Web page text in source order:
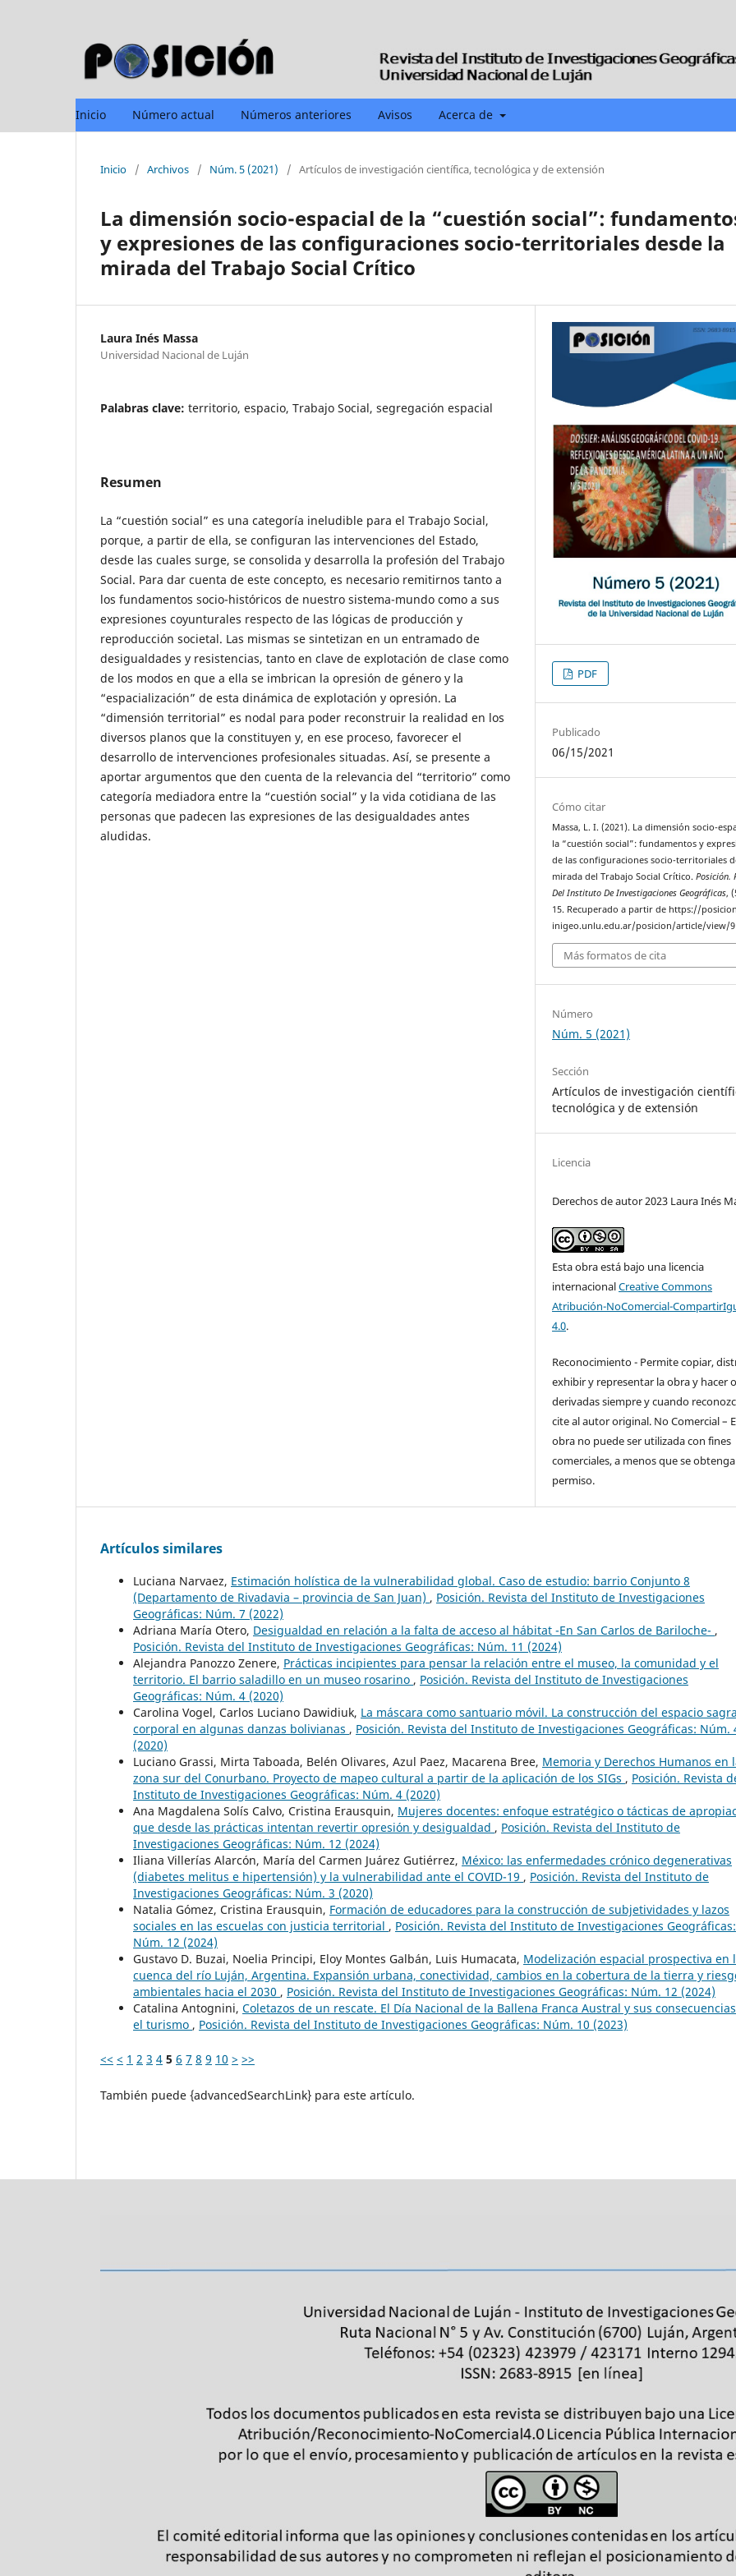
Inicio Número actual Números anteriores Avisos Acerca de
Inicio / Archivos / Núm. 5 (2021) / Artículos de investigación científica, tecnológica y de extensión
La dimensión socio-espacial de la “cuestión social”:
y expresiones de las configuraciones socio-territoriales desde la
mirada del Trabajo Social Crítico
Laura Inés Massa
Universidad Nacional de Luján
Palabras clave: territorio, espacio, Trabajo Social, segregación espacial
Resumen
La “cuestión social” es una categoría ineludible para el Trabajo Social,
porque, a partir de ella, se configuran las intervenciones del Estado,
desde las cuales surge, se consolida y desarrolla la profesión del Trabajo
Social. Para dar cuenta de este concepto, es necesario remitirnos tanto a
los fundamentos socio-históricos de nuestro sistema-mundo como a sus
expresiones coyunturales respecto de las lógicas de producción y
reproducción societal. Las mismas se sintetizan en un entramado de
desigualdades y resistencias, tanto en clave de explotación de clase como
de los modos en que a ella se imbrican la opresión de género y la
“espacialización” de esta dinámica de explotación y opresión. La
“dimensión territorial” es nodal para poder reconstruir la realidad en los
diversos planos que la constituyen y, en ese proceso, favorecer el
desarrollo de intervenciones profesionales situadas. Así, se presente a
aportar argumentos que den cuenta de la relevancia del “territorio” como
categoría mediadora entre la “cuestión social” y la vida cotidiana de las
personas que padecen las expresiones de las desigualdades antes
aludidas.
PDF
Publicado
06/15/2021
Cómo citar
Massa, L. I. (2021). La dimensión socio-
la “cuestión social”: fundamentos y
de las configuraciones socio-territoriales
mirada del Trabajo Social Crítico.Posición.
Del Instituto De Investigaciones Geográficas,
15. Recuperado a partir de https://
inigeo.unlu.edu.ar/posicion/article/view/
Más formatos de cita
Número
Núm. 5 (2021)
Sección
Artículos de investigación
tecnológica y de extensión
Licencia
Derechos de autor 2023 Laura Inés
Esta obra está bajo una licencia
internacionalCreative Commons
Atribución-NoComercial-
4.0.
Reconocimiento - Permite copiar,
exhibir y representar la obra y hacer
derivadas siempre y cuando
cite al autor original. No Comercial –
obra no puede ser utilizada con fines
comerciales, a menos que se
permiso.
Artículos similares
Luciana Narvaez, Estimación holística de la vulnerabilidad global. Caso de estudio: barrio Conjunto 8
(Departamento de Rivadavia – provincia de San Juan) , Posición. Revista del Instituto de Investigaciones
Geográficas: Núm. 7 (2022)
Adriana María Otero, Desigualdad en relación a la falta de acceso al hábitat -En San Carlos de Bariloche- ,
Posición. Revista del Instituto de Investigaciones Geográficas: Núm. 11 (2024)
Alejandra Panozzo Zenere, Prácticas incipientes para pensar la relación entre el museo, la comunidad y el
territorio. El barrio saladillo en un museo rosarino , Posición. Revista del Instituto de Investigaciones
Geográficas: Núm. 4 (2020)
Carolina Vogel, Carlos Luciano Dawidiuk, La máscara como santuario móvil. La construcción del espacio
corporal en algunas danzas bolivianas , Posición. Revista del Instituto de Investigaciones Geográficas: Núm.
(2020)
Luciano Grassi, Mirta Taboada, Belén Olivares, Azul Paez, Macarena Bree, Memoria y Derechos Humanos en
zona sur del Conurbano. Proyecto de mapeo cultural a partir de la aplicación de los SIGs , Posición. Revista
Instituto de Investigaciones Geográficas: Núm. 4 (2020)
Ana Magdalena Solís Calvo, Cristina Erausquin, Mujeres docentes: enfoque estratégico o tácticas de
que desde las prácticas intentan revertir opresión y desigualdad , Posición. Revista del Instituto de
Investigaciones Geográficas: Núm. 12 (2024)
Iliana Villerías Alarcón, María del Carmen Juárez Gutiérrez, México: las enfermedades crónico degenerativas
(diabetes melitus e hipertensión) y la vulnerabilidad ante el COVID-19 , Posición. Revista del Instituto de
Investigaciones Geográficas: Núm. 3 (2020)
Natalia Gómez, Cristina Erausquin, Formación de educadores para la construcción de subjetividades y lazos
sociales en las escuelas con justicia territorial , Posición. Revista del Instituto de Investigaciones Geográficas:
Núm. 12 (2024)
Gustavo D. Buzai, Noelia Principi, Eloy Montes Galbán, Luis Humacata, Modelización espacial prospectiva en
cuenca del río Luján, Argentina. Expansión urbana, conectividad, cambios en la cobertura de la tierra y
ambientales hacia el 2030 , Posición. Revista del Instituto de Investigaciones Geográficas: Núm. 12 (2024)
Catalina Antognini, Coletazos de un rescate. El Día Nacional de la Ballena Franca Austral y sus
el turismo , Posición. Revista del Instituto de Investigaciones Geográficas: Núm. 10 (2023)
<< < 1 2 3 4 5 6 7 8 9 10 > >>
También puede {advancedSearchLink} para este artículo.